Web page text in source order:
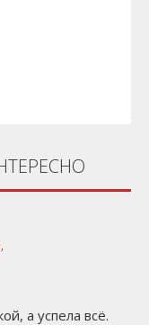
а успела всё.